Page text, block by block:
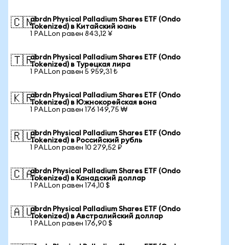
🇨🇳abrdn Physical Palladium Shares ETF (Ondo
Tokenized) в Китайский юань
1 PALLon равен 843,12 ¥
🇹🇷abrdn Physical Palladium Shares ETF (Ondo
Tokenized) в Турецкая лира
1 PALLon равен 5 959,31 ₺
🇰🇷abrdn Physical Palladium Shares ETF (Ondo
Tokenized) в Южнокорейская вона
1 PALLon равен 176 149,75 ₩
🇷🇺abrdn Physical Palladium Shares ETF (Ondo
Tokenized) в Российский рубль
1 PALLon равен 10 279,52 ₽
🇨🇦abrdn Physical Palladium Shares ETF (Ondo
Tokenized) в Канадский доллар
1 PALLon равен 174,10 $
🇦🇺abrdn Physical Palladium Shares ETF (Ondo
Tokenized) в Австралийский доллар
1 PALLon равен 176,90 $